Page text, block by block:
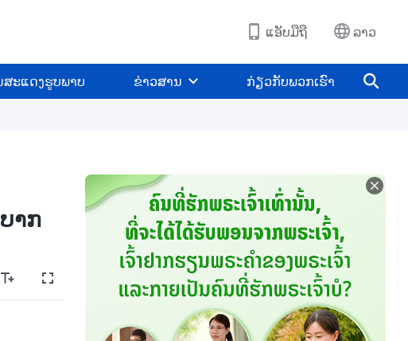
ແອັບມືຖື ລາວ
ສະແດງຮູບພາບ ຂ່າວສານ ກ່ຽວກັບພວກເຮົາ
າກ